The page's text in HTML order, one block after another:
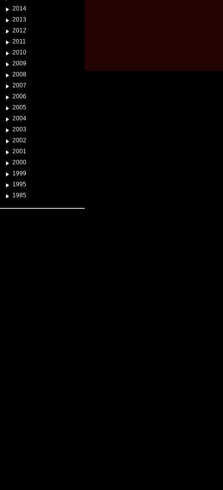
2014
2013
2012
2011
2010
2009
2008
2007
2006
2005
2004
2003
2002
2001
2000
1999
1995
1985